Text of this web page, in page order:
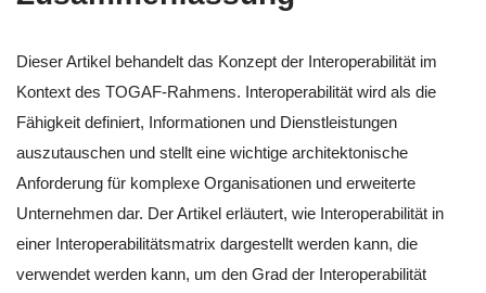
Dieser Artikel behandelt das Konzept der Interoperabilität im
Kontext des TOGAF-Rahmens. Interoperabilität wird als die
Fähigkeit definiert, Informationen und Dienstleistungen
auszutauschen und stellt eine wichtige architektonische
Anforderung für komplexe Organisationen und erweiterte
Unternehmen dar. Der Artikel erläutert, wie Interoperabilität in
einer Interoperabilitätsmatrix dargestellt werden kann, die
verwendet werden kann, um den Grad der Interoperabilität